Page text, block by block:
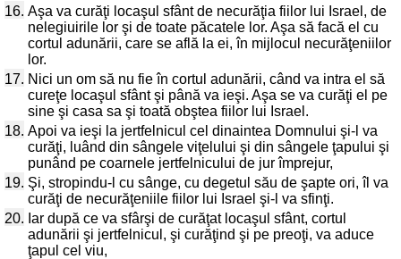
16. Aşa va curăţi locaşul sfânt de necurăţia fiilor lui Israel, de
nelegiuirile lor şi de toate păcatele lor. Aşa să facă el cu
cortul adunării, care se află la ei, în mijlocul necurăţeniilor
lor.
17. Nici un om să nu fie în cortul adunării, când va intra el să
cureţe locaşul sfânt şi până va ieşi. Aşa se va curăţi el pe
sine şi casa sa şi toată obştea fiilor lui Israel.
18. Apoi va ieşi la jertfelnicul cel dinaintea Domnului şi-l va
curăţi, luând din sângele viţelului şi din sângele ţapului şi
punând pe coarnele jertfelnicului de jur împrejur,
19. Şi, stropindu-l cu sânge, cu degetul său de şapte ori, îl va
curăţi de necurăţeniile fiilor lui Israel şi-l va sfinţi.
20. Iar după ce va sfârşi de curăţat locaşul sfânt, cortul
adunării şi jertfelnicul, şi curăţind şi pe preoţi, va aduce
ţapul cel viu,